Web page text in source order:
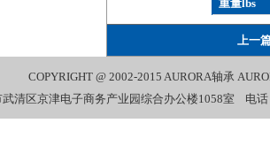
重量lbs
上一
COPYRIGHT @ 2002-2015AURORA轴承
武清区京津电子商务产业园综合办公楼1058室 电